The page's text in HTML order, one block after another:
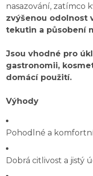
nasazování, zatímco
zvýšenou odolnost
tekutin a působení
Jsou vhodné pro
gastronomii,
domácí použití.
Výhody
Pohodlné a
Dobrá citlivost a jistý